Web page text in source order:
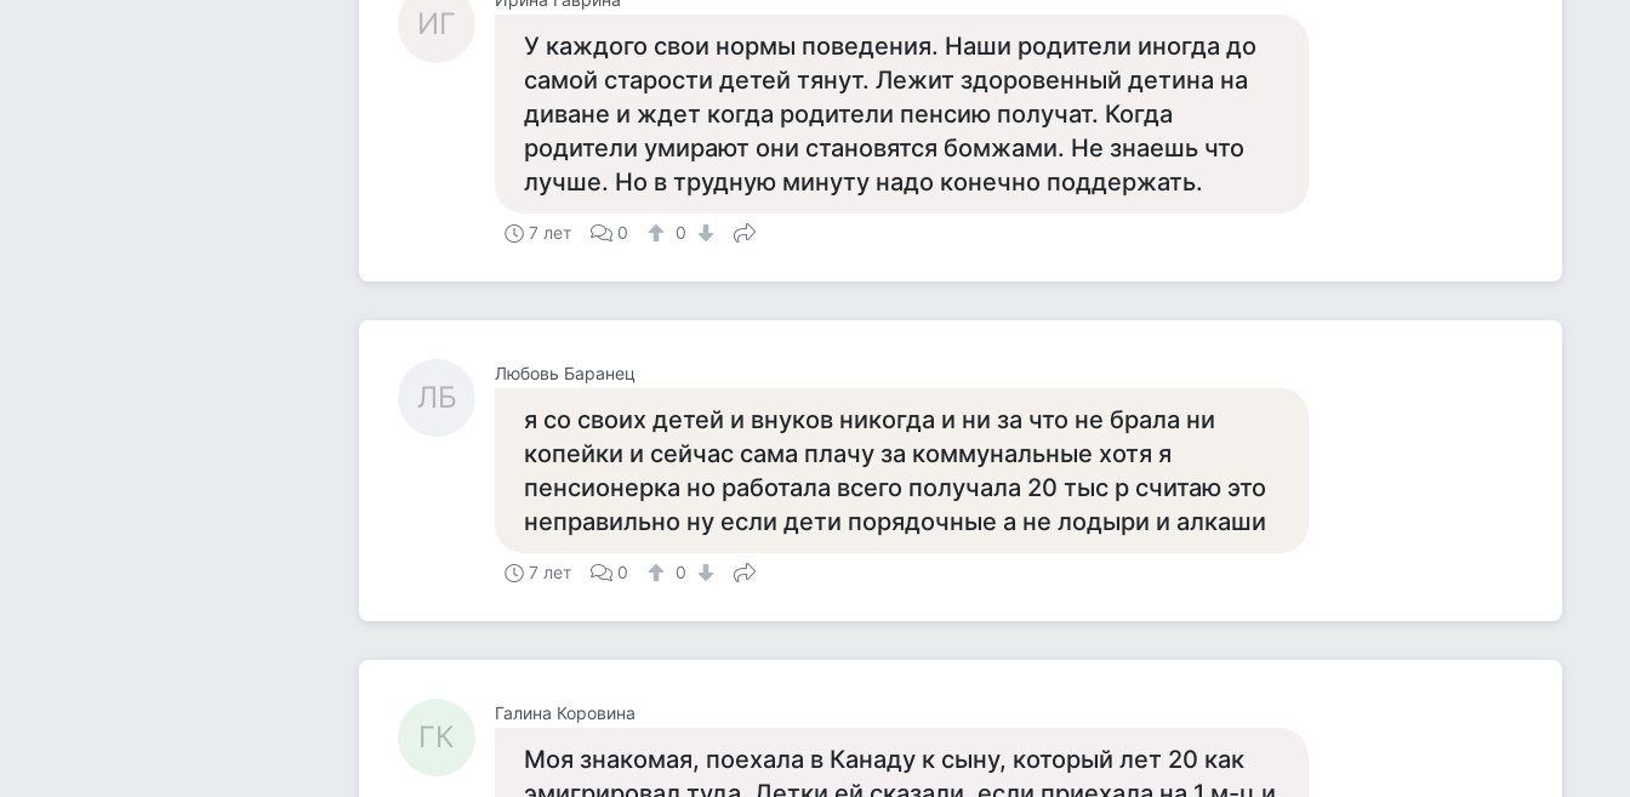
ИГ
У каждого свои нормы поведения. Наши родители иногда до
самой старости детей тянут. Лежит здоровенный детина на
диване и ждет когда родители пенсию получат. Когда
родители умирают они становятся бомжами. Не знаешь что
лучше. Но в трудную минуту надо конечно поддержать.
7 лет 0 0
ЛБ
Любовь Баранец
я со своих детей и внуков никогда и ни за что не брала ни
копейки и сейчас сама плачу за коммунальные хотя я
пенсионерка но работала всего получала 20 тыс р считаю это
неправильно ну если дети порядочные а не лодыри и алкаши
7 лет 0 0
ГК
Галина Коровина
Моя знакомая, поехала в Канаду к сыну, который лет 20 как